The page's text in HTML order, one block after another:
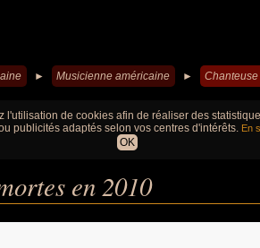
► Musicienne américaine ►
l'utilisation de cookies afin de réaliser des
publicités adaptés selon vos centres d'intérêts. En
OK
en 2010